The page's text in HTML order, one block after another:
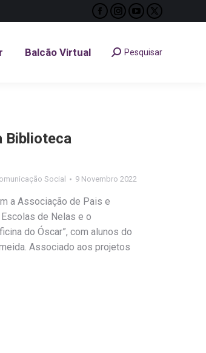
Facebook
opens
Instagram
opens
YouTube
opens
X
opens
Balcão Virtual Search:Pesquisar
Biblioteca
Social 9 Novembro 2022
a Associação de Pais e
de Nelas e o
do Óscar”, com alunos do
Associado aos projetos
Balcão Virtual Search:
Pesquisar